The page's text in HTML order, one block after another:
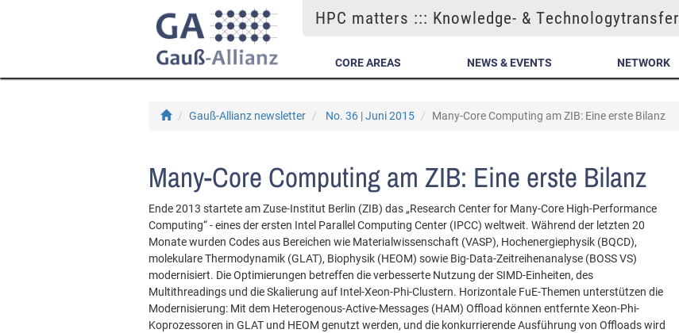
HPC matters ::: Knowledge- & Technologytransfer
CORE AREAS NEWS & EVENTS NETWORK
Gauß-Allianz newsletter No. 36 | Juni 2015 Many-Core Computing am ZIB: Eine erste Bilanz
Many-Core Computing am ZIB: Eine erste Bilanz
Ende 2013 startete am Zuse-Institut Berlin (ZIB) das „Research Center for Many-Core High-Performance
Computing“ - eines der ersten Intel Parallel Computing Center (IPCC) weltweit. Während der letzten 20
Monate wurden Codes aus Bereichen wie Materialwissenschaft (VASP), Hochenergiephysik (BQCD),
molekulare Thermodynamik (GLAT), Biophysik (HEOM) sowie Big-Data-Zeitreihenanalyse (BOSS VS)
modernisiert. Die Optimierungen betreffen die verbesserte Nutzung der SIMD-Einheiten, des
Multithreadings und die Skalierung auf Intel-Xeon-Phi-Clustern. Horizontale FuE-Themen unterstützen die
Modernisierung: Mit dem Heterogenous-Active-Messages (HAM) Offload können entfernte Xeon-Phi-
Koprozessoren in GLAT und HEOM genutzt werden, und die konkurrierende Ausführung von Offloads wird